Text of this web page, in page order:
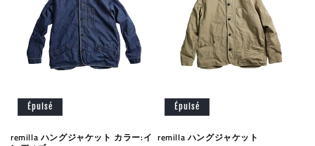
Épuisé
remilla ハングジャケット カラー:イ
Épuisé
remilla ハングジャケット